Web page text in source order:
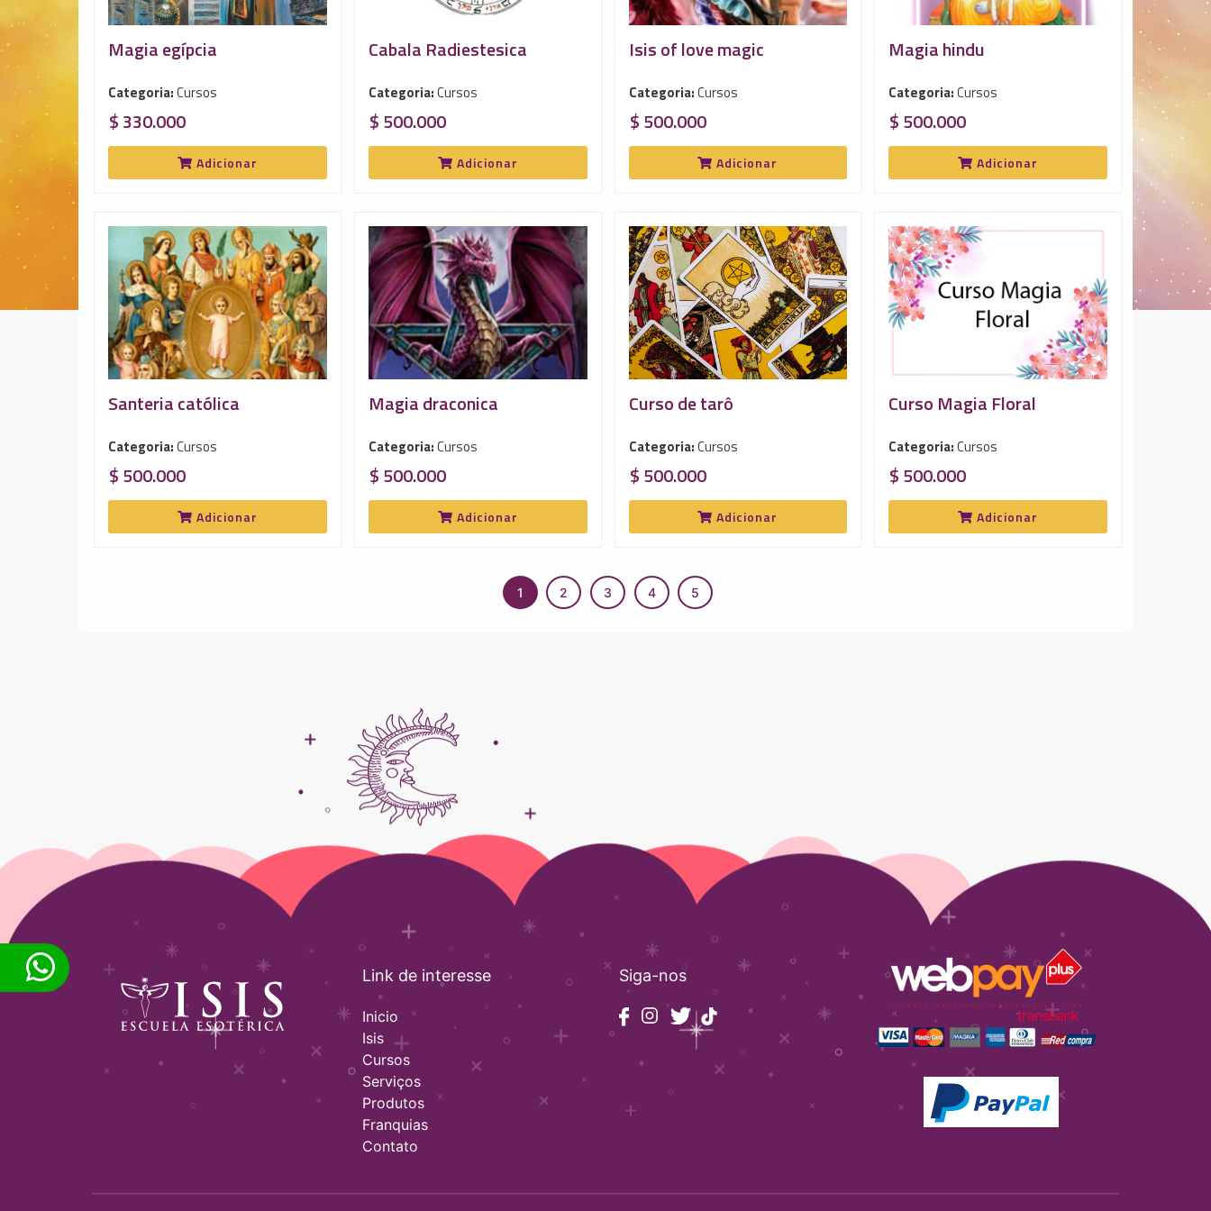
Magia egípcia
Categoria:Cursos
$ 330.000
Adicionar
Cabala Radiestesica
Categoria:Cursos
$ 500.000
Adicionar
Isis of love magic
Categoria:Cursos
$ 500.000
Adicionar
Magia hindu
Categoria:Cursos
$ 500.000
Adicionar
Santeria católica
Categoria:Cursos
$ 500.000
Adicionar
Magia draconica
Categoria:Cursos
$ 500.000
Adicionar
Curso de tarô
Categoria:Cursos
$ 500.000
Adicionar
Curso Magia Floral
Categoria:Cursos
$ 500.000
Adicionar
1 2 3 4 5
Link de interesse
Inicio
Isis
Cursos
Serviços
Produtos
Franquias
Contato
Siga-nos